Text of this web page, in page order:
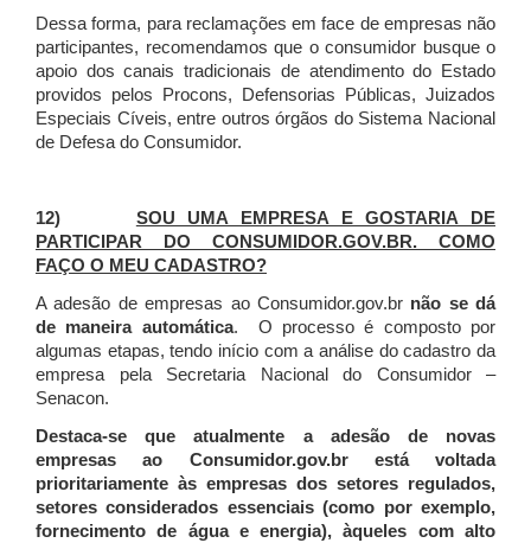
Dessa forma, para reclamações em face de empresas não
participantes, recomendamos que o consumidor busque o
apoio dos canais tradicionais de atendimento do Estado
providos pelos Procons, Defensorias Públicas, Juizados
Especiais Cíveis, entre outros órgãos do Sistema Nacional
de Defesa do Consumidor.
12) SOU UMA EMPRESA E GOSTARIA DE
PARTICIPAR DO CONSUMIDOR.GOV.BR. COMO
FAÇO O MEU CADASTRO?
A adesão de empresas ao Consumidor.gov.br não se dá
de maneira automática. O processo é composto por
algumas etapas, tendo início com a análise do cadastro da
empresa pela Secretaria Nacional do Consumidor –
Senacon.
Destaca-se que atualmente a adesão de novas
empresas ao Consumidor.gov.br está voltada
prioritariamente às empresas dos setores regulados,
setores considerados essenciais (como por exemplo,
fornecimento de água e energia), àqueles com alto